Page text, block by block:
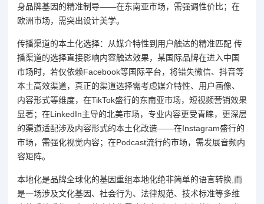
身品牌基因的精准制导——在东南亚市场，需强调性价比；在
欧洲市场，需突出设计美学。
传播渠道的本土化选择：从媒介特性到用户触达的精准匹配 传
播渠道的选择直接影响内容触达效果，某国际品牌在进入中国
市场时，若仅依赖Facebook等国际平台，将错失微信、抖音等
本土高效渠道，真正的渠道选择需考虑媒介特性、用户画像、
内容形式等维度，在TikTok盛行的东南亚市场，短视频营销效果
显著；在LinkedIn主导的北美市场，专业内容更受青睐，更深层
的渠道适配涉及内容形式的本土化改造——在Instagram盛行的
市场，需强化视觉内容；在Podcast流行的市场，需发展音频内
容矩阵。
本地化是品牌全球化的基因重组本地化绝非简单的语言转换,而
是一场涉及文化基因、社会行为、法律规范、技术标准等多维